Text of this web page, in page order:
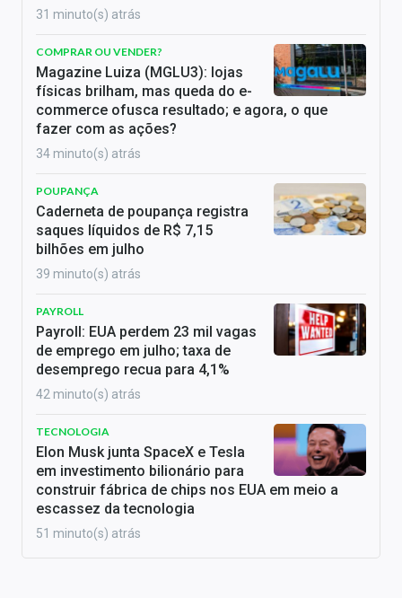
31 minuto(s) atrás
COMPRAR OU VENDER?
Magazine Luiza (MGLU3): lojas
físicas brilham, mas queda do e-
commerce ofusca resultado; e agora, o que
fazer com as ações?
34 minuto(s) atrás
POUPANÇA
Caderneta de poupança registra
saques líquidos de R$ 7,15
bilhões em julho
39 minuto(s) atrás
PAYROLL
Payroll: EUA perdem 23 mil vagas
de emprego em julho; taxa de
desemprego recua para 4,1%
42 minuto(s) atrás
TECNOLOGIA
Elon Musk junta SpaceX e Tesla
em investimento bilionário para
construir fábrica de chips nos EUA em meio a
escassez da tecnologia
51 minuto(s) atrás